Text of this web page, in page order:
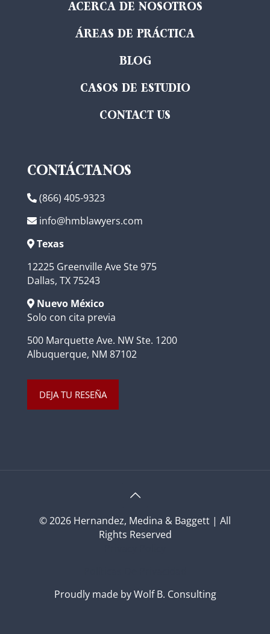
ACERCA DE NOSOTROS
ÁREAS DE PRÁCTICA
BLOG
CASOS DE ESTUDIO
CONTACT US
CONTÁCTANOS
(866) 405-9323
info@hmblawyers.com
Texas
12225 Greenville Ave Ste 975
Dallas, TX 75243
Nuevo México
Solo con cita previa
500 Marquette Ave. NW Ste. 1200
Albuquerque, NM 87102
DEJA TU RESEÑA
© 2026 Hernandez, Medina & Baggett | All
Rights Reserved
Proudly made by Wolf B. Consulting